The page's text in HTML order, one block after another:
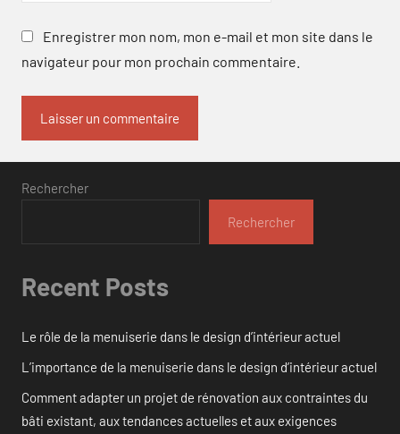
Enregistrer mon nom, mon e-mail et mon site dans le
navigateur pour mon prochain commentaire.
Rechercher
Rechercher
Recent Posts
Le rôle de la menuiserie dans le design d’intérieur actuel
L’importance de la menuiserie dans le design d’intérieur actuel
Comment adapter un projet de rénovation aux contraintes du
bâti existant, aux tendances actuelles et aux exigences